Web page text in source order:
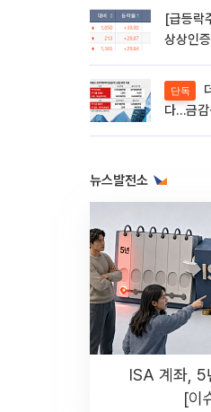
[급등락
상상인
단독
다…금감
뉴스발전소
ISA 계좌, 5
[이